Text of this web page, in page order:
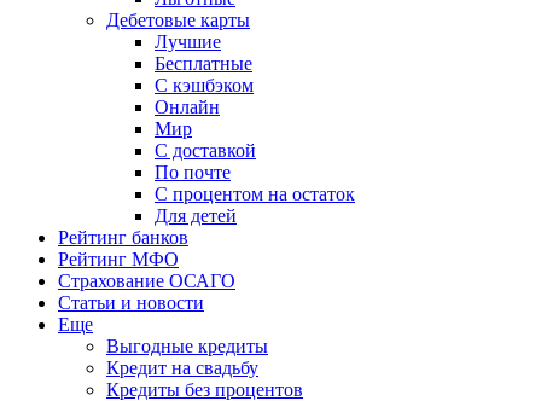
Дебетовые карты
Лучшие
Бесплатные
С кэшбэком
Онлайн
Мир
С доставкой
По почте
С процентом на остаток
Для детей
Рейтинг банков
Рейтинг МФО
Страхование ОСАГО
Статьи и новости
Еще
Выгодные кредиты
Кредит на свадьбу
Кредиты без процентов